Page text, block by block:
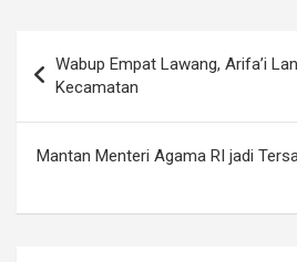
navigation
Wabup Empat Lawang, Arifa’i
Kecamatan
Mantan Menteri Agama RI jadi